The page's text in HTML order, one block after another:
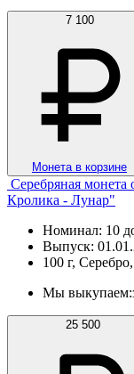
7 100
Монета в корзине
Серебряная
Кролика - Лунар"
Номинал: 10
Выпуск:
100 г,
Мы выкупаем:
25 500